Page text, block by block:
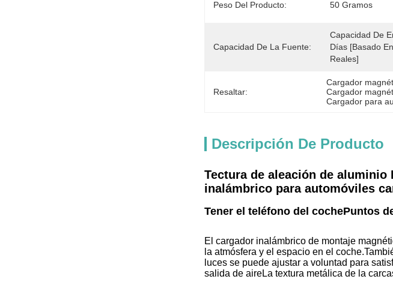
Peso Del Producto: 50 Gramos
Capacidad De La Fuente:
Capacidad De
Días [basado
Reales]
Resaltar:
Cargador
Cargador
Cargador para
Descripción De Producto
Tectura de aleación de
inalámbrico para automóviles
Tener el teléfono del cochePuntos
El cargador inalámbrico de montaje
la atmósfera y el espacio en el
luces se puede ajustar a voluntad para
salida de aireLa textura metálica de la